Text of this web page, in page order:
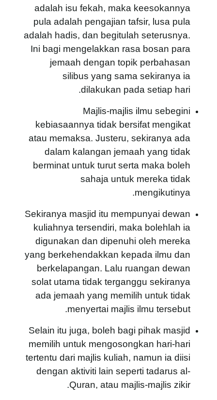
adalah isu fekah, maka keesokannya
pula adalah pengajian tafsir, lusa pula
adalah hadis, dan begitulah seterusnya.
Ini bagi mengelakkan rasa bosan para
jemaah dengan topik perbahasan
silibus yang sama sekiranya ia
dilakukan pada setiap hari.
Majlis-majlis ilmu sebegini
kebiasaannya tidak bersifat mengikat
atau memaksa. Justeru, sekiranya ada
dalam kalangan jemaah yang tidak
berminat untuk turut serta maka boleh
sahaja untuk mereka tidak
mengikutinya.
Sekiranya masjid itu mempunyai dewan
kuliahnya tersendiri, maka bolehlah ia
digunakan dan dipenuhi oleh mereka
yang berkehendakkan kepada ilmu dan
berkelapangan. Lalu ruangan dewan
solat utama tidak terganggu sekiranya
ada jemaah yang memilih untuk tidak
menyertai majlis ilmu tersebut.
Selain itu juga, boleh bagi pihak masjid
memilih untuk mengosongkan hari-hari
tertentu dari majlis kuliah, namun ia diisi
dengan aktiviti lain seperti tadarus al-
Quran, atau majlis-majlis zikir.